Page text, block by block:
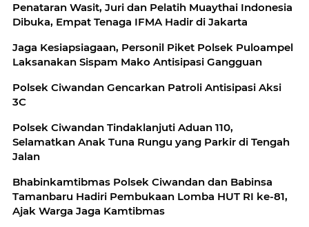
Penataran Wasit, Juri dan Pelatih Muaythai Indonesia
Dibuka, Empat Tenaga IFMA Hadir di Jakarta
Jaga Kesiapsiagaan, Personil Piket Polsek Puloampel
Laksanakan Sispam Mako Antisipasi Gangguan
Polsek Ciwandan Gencarkan Patroli Antisipasi Aksi
3C
Polsek Ciwandan Tindaklanjuti Aduan 110,
Selamatkan Anak Tuna Rungu yang Parkir di Tengah
Jalan
Bhabinkamtibmas Polsek Ciwandan dan Babinsa
Tamanbaru Hadiri Pembukaan Lomba HUT RI ke-81,
Ajak Warga Jaga Kamtibmas